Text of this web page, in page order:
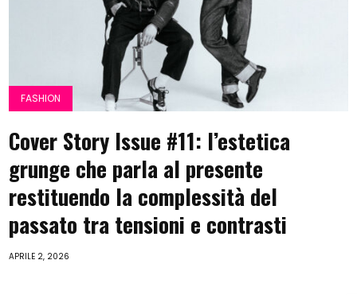
FASHION
Cover Story Issue #11: l’estetica
grunge che parla al presente
restituendo la complessità del
passato tra tensioni e contrasti
APRILE 2, 2026